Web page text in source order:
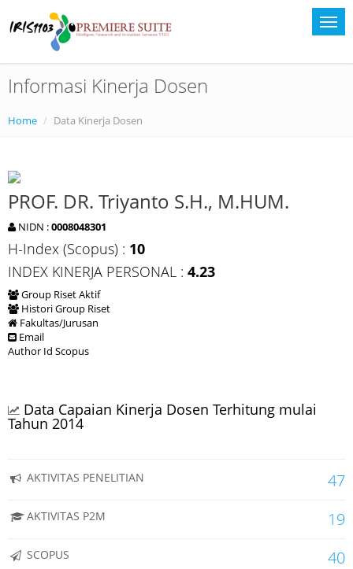
Informasi Kinerja Dosen
Home Data Kinerja Dosen
PROF. DR. Triyanto S.H., M.HUM.
NIDN :0008048301
H-Index (Scopus) : 10
INDEX KINERJA PERSONAL : 4.23
Group Riset Aktif
Histori Group Riset
Fakultas/Jurusan
Email
Author Id Scopus
Data Capaian Kinerja Dosen Terhitung mulai
Tahun 2014
AKTIVITAS PENELITIAN 47
AKTIVITAS P2M 19
SCOPUS 40